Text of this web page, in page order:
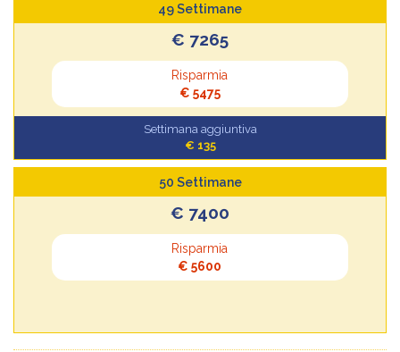
49 Settimane
€ 7265
Risparmia
€ 5475
Settimana aggiuntiva
€ 135
50 Settimane
€ 7400
Risparmia
€ 5600